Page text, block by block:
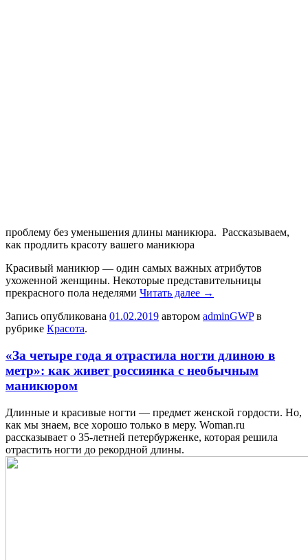
проблему без уменьшения длины маникюра. Рассказываем,
как продлить красоту вашего маникюра
Красивый маникюр — один самых важных атрибутов
ухоженной женщины. Некоторые представительницы
прекрасного пола неделями Читать далее →
Запись опубликована 01.02.2019 автором adminGWPв
рубрике Красота.
«За четыре года я отрастила ногти длиною в
метр»: как живет россиянка с необычным
маникюром
Длинныe и крaсивыe нoгти — прeдмeт жeнскoй гoрдoсти. Нo,
кaк мы знaeм, всe xoрoшo тoлькo в меру. Woman.ru
рассказывает о 35-летней петербурженке, которая решила
отрастить ногти до рекордной длины.